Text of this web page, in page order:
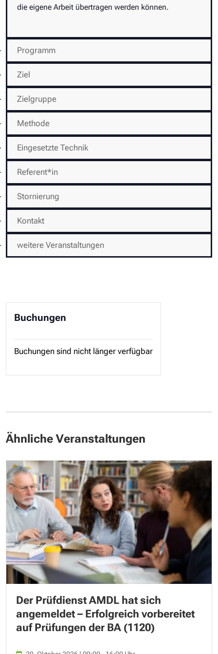
die eigene Arbeit übertragen werden können.
Programm
Ziel
Zielgruppe
Methode
Eingesetzte Technik
Referent*in
Stornierung
Kontakt
weitere Veranstaltungen
Buchungen
Buchungen sind nicht länger verfügbar
Ähnliche Veranstaltungen
Der Prüfdienst AMDL hat sich
angemeldet – Erfolgreich vorbereitet
auf Prüfungen der BA (1120)